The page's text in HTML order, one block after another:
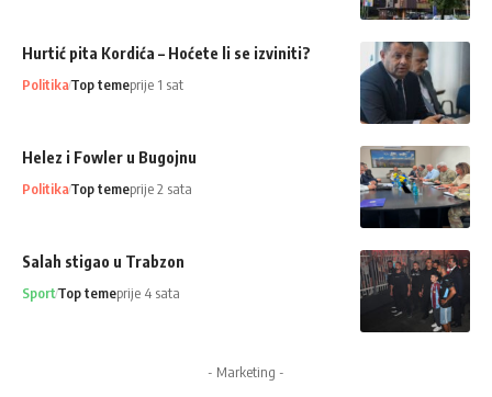
Hurtić pita Kordića – Hoćete li se izviniti?
PolitikaTop temeprije 1 sat
Helez i Fowler u Bugojnu
PolitikaTop temeprije 2 sata
Salah stigao u Trabzon
SportTop temeprije 4 sata
- Marketing -